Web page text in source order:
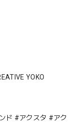
YOKO
ド #アクスタ #アク